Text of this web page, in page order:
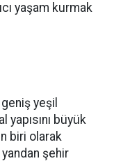
yaşam kurmak
yeşil
büyük
biri olarak
şehir